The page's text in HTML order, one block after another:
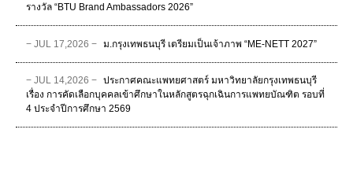
รางวัล “BTU Brand Ambassadors 2026”
− JUL 17,2026 − ม.กรุงเทพธนบุรี เตรียมเป็นเจ้าภาพ “ME-NETT 2027”
− JUL 14,2026 − ประกาศคณะแพทยศาสตร์ มหาวิทยาลัยกรุงเทพธนบุรี
เรื่อง การคัดเลือกบุคคลเข้าศึกษาในหลักสูตรฉุกเฉินการแพทยบัณฑิต รอบที่
4 ประจําปีการศึกษา 2569